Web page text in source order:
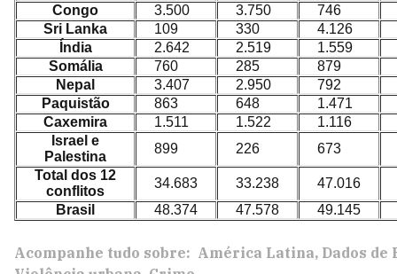
Congo
3.500 3.750
746
Sri Lanka
109 330
4.126
Índia
2.642 2.519
1.559
Somália
760 285
879
Nepal
3.407 2.950
792
Paquistão
863 648
1.471
Caxemira
1.511 1.522
1.116
Israel e
Palestina
899 226
673
Total dos 12
conflitos
34.683 33.238
47.016
Brasil
48.374 47.578 49.145
Acompanhe tudo sobre: América Latina Dados de